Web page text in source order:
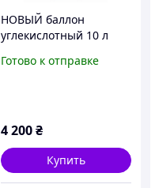
НОВЫЙ баллон
углекислотный 10 л
Готово к отправке
4 200 ₴
Купить